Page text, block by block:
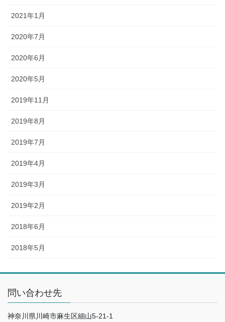
2021年1月
2020年7月
2020年6月
2020年5月
2019年11月
2019年8月
2019年7月
2019年4月
2019年3月
2019年2月
2018年6月
2018年5月
問い合わせ先
神奈川県川崎市麻生区細山5-21-1